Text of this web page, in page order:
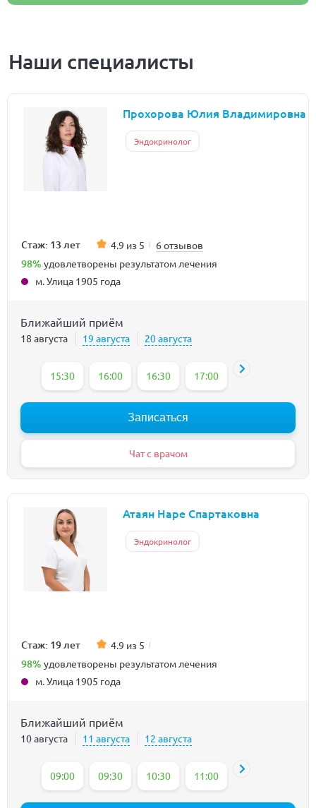
Наши специалисты
Прохорова Юлия Владимировна
Эндокринолог
Стаж: 13 лет 4.9 из 5 6 отзывов
98% удовлетворены результатом лечения
м. Улица 1905 года
Ближайший приём
18 августа 19 августа 20 августа
15:30 16:00 16:30 17:00
Записаться
Чат с врачом
Атаян Наре Спартаковна
Эндокринолог
Стаж: 19 лет 4.9 из 5
98% удовлетворены результатом лечения
м. Улица 1905 года
Ближайший приём
10 августа 11 августа 12 августа
09:00 09:30 10:30 11:00 11:30